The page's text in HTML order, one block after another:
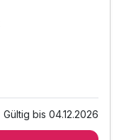
Gültig bis 04.12.2026